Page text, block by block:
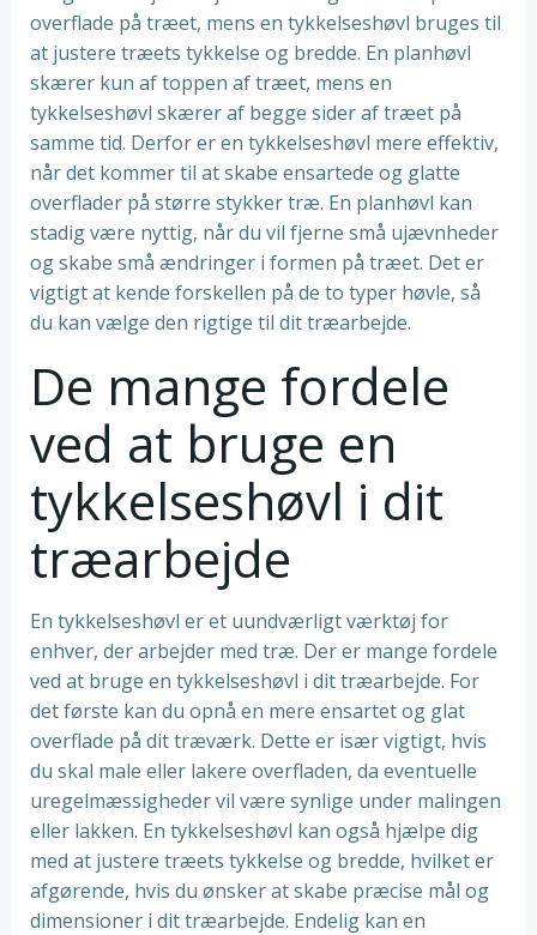
overflade på træet, mens en tykkelseshøvl bruges til
at justere træets tykkelse og bredde. En planhøvl
skærer kun af toppen af træet, mens en
tykkelseshøvl skærer af begge sider af træet på
samme tid. Derfor er en tykkelseshøvl mere effektiv,
når det kommer til at skabe ensartede og glatte
overflader på større stykker træ. En planhøvl kan
stadig være nyttig, når du vil fjerne små ujævnheder
og skabe små ændringer i formen på træet. Det er
vigtigt at kende forskellen på de to typer høvle, så
du kan vælge den rigtige til dit træarbejde.
De mange fordele
ved at bruge en
tykkelseshøvl i dit
træarbejde
En tykkelseshøvl er et uundværligt værktøj for
enhver, der arbejder med træ. Der er mange fordele
ved at bruge en tykkelseshøvl i dit træarbejde. For
det første kan du opnå en mere ensartet og glat
overflade på dit træværk. Dette er især vigtigt, hvis
du skal male eller lakere overfladen, da eventuelle
uregelmæssigheder vil være synlige under malingen
eller lakken. En tykkelseshøvl kan også hjælpe dig
med at justere træets tykkelse og bredde, hvilket er
afgørende, hvis du ønsker at skabe præcise mål og
dimensioner i dit træarbejde. Endelig kan en